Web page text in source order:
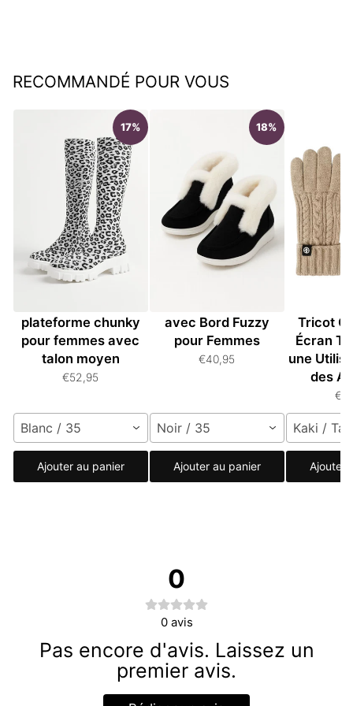
RECOMMANDÉ POUR VOUS
17%
plateforme chunky
pour femmes avec
talon moyen
€52,95
Blanc / 35
Ajouter au panier
18%
avec Bord Fuzzy
pour Femmes
€40,95
Noir / 35
Ajouter au panier
Tricot
Écran
une
des
Kaki /
Ajouter
0
0 avis
Pas encore d'avis. Laissez un
premier avis.